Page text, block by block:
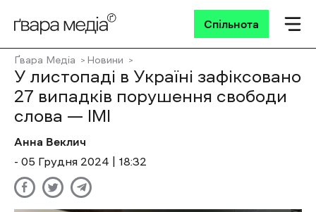
Спільнота
Ґвара Медіа Новини
У листопаді в Україні зафіксовано
27 випадків порушення свободи
слова — ІМІ
Анна Веклич
- 05 Грудня 2024 | 18:32